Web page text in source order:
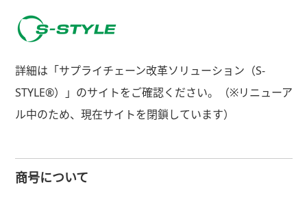
詳細は「サプライチェーン改革ソリューション（S-
STYLE®）」のサイトをご確認ください。（※リニューア
ル中のため、現在サイトを閉鎖しています）
商号について